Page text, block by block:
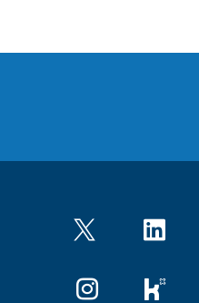
Twitter LinkedIn
Instagram kununu